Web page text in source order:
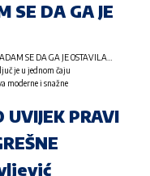
DA GA JE
SE DA GA JE OSTAVILA…
je u jednom čaju
moderne i snažne
UVIJEK PRAVI